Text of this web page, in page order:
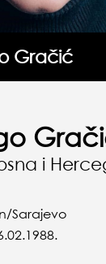
Gračić
i
Sarajevo